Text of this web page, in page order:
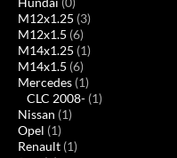
M12x1.25 (3)
M12x1.5 (6)
M14x1.25 (1)
M14x1.5 (6)
Mercedes (1)
CLC 2008- (1)
Nissan (1)
Opel (1)
Renault (1)